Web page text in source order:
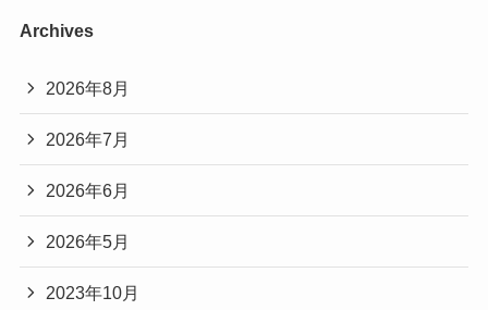
Archives
2026年8月
2026年7月
2026年6月
2026年5月
2023年10月